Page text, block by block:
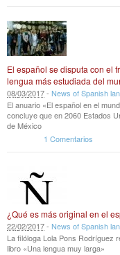
El español se disputa con el
lengua más estudiada del
08/03/2017- News of Spanish
El anuario «El español en el
concluye que en 2060 Estados
de México
1 Comentarios
¿Qué es más original en el
22/02/2017- News of Spanish
La filóloga Lola Pons Rodríguez
libro «Una lengua muy larga»